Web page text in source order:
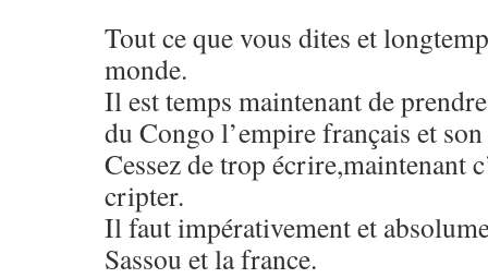
Tout ce que vous dites et
monde.
Il est temps maintenant de
du Congo l’empire français et
Cessez de trop écrire,maintenant
cripter.
Il faut impérativement et
Sassou et la france.